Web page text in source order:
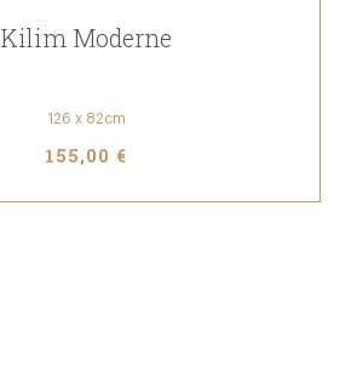
Kilim Moderne
126 x 82cm
155,00 €